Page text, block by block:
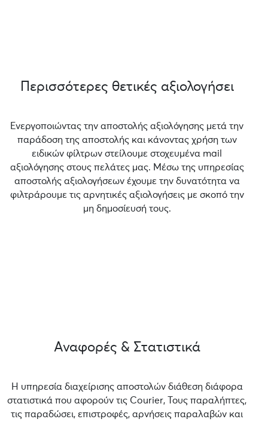
Περισσότερες θετικές αξιολογήσει
Ενεργοποιώντας την αποστολής αξιολόγησης μετά την
παράδοση της αποστολής και κάνοντας χρήση των
ειδικών φίλτρων στείλουμε στοχευμένα mail
αξιολόγησης στους πελάτες μας. Μέσω της υπηρεσίας
αποστολής αξιολογήσεων έχουμε την δυνατότητα να
φιλτράρουμε τις αρνητικές αξιολογήσεις με σκοπό την
μη δημοσίευσή τους.
Αναφορές & Στατιστικά
Η υπηρεσία διαχείρισης αποστολών διάθεση διάφορα
στατιστικά που αφορούν τις Courier, Τους παραλήπτες,
τις παραδώσει, επιστροφές, αρνήσεις παραλαβών και